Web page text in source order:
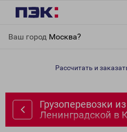
Ваш город Москва?
Ленинградской в Киров
Рассчитать и
Грузоперевозки
Ленинградской в